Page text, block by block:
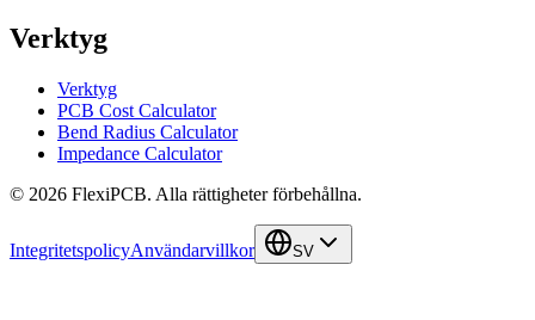
Verktyg
Verktyg
PCB Cost Calculator
Bend Radius Calculator
Impedance Calculator
© 2026 FlexiPCB. Alla rättigheter förbehållna.
IntegritetspolicyAnvändarvillkor SV